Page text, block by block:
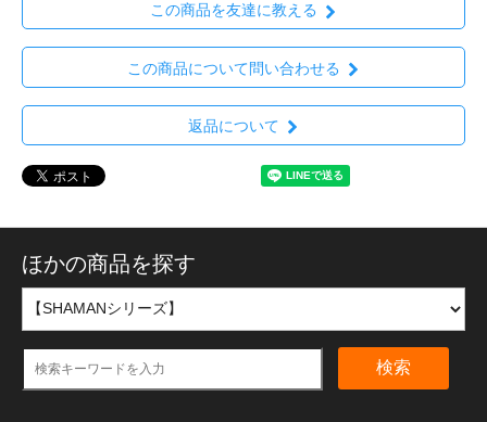
この商品を友達に教える
この商品について問い合わせる
返品について
ほかの商品を探す
検索